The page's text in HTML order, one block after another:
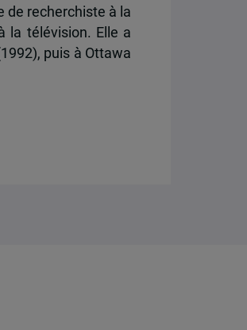
de recherchiste à la
la télévision. Elle a
puis à Ottawa